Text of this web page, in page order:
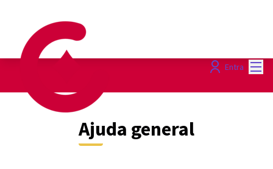
Entra
Ajuda general